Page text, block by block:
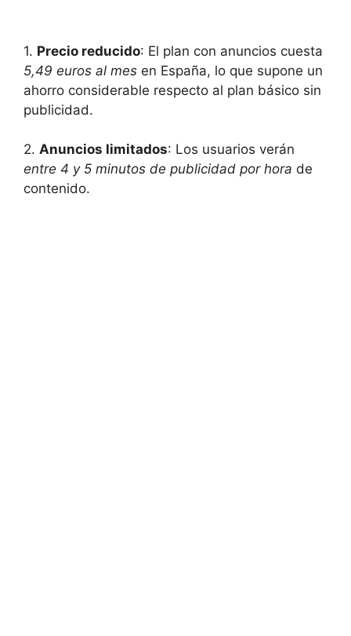
1. Precio reducido: El plan con anuncios cuesta
5,49 euros al mes en España, lo que supone un
ahorro considerable respecto al plan básico sin
publicidad.
2. Anuncios limitados:‌ Los usuarios verán
entre 4⁤ y 5 minutos de publicidad por hora de
contenido.